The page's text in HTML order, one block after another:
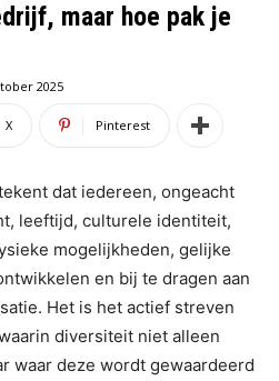
maar hoe pak je
2025
X Pinterest
dat iedereen, ongeacht
leeftijd, culturele identiteit,
mogelijkheden, gelijke
en bij te dragen aan
Het is het actief streven
diversiteit niet alleen
waar deze wordt gewaardeerd